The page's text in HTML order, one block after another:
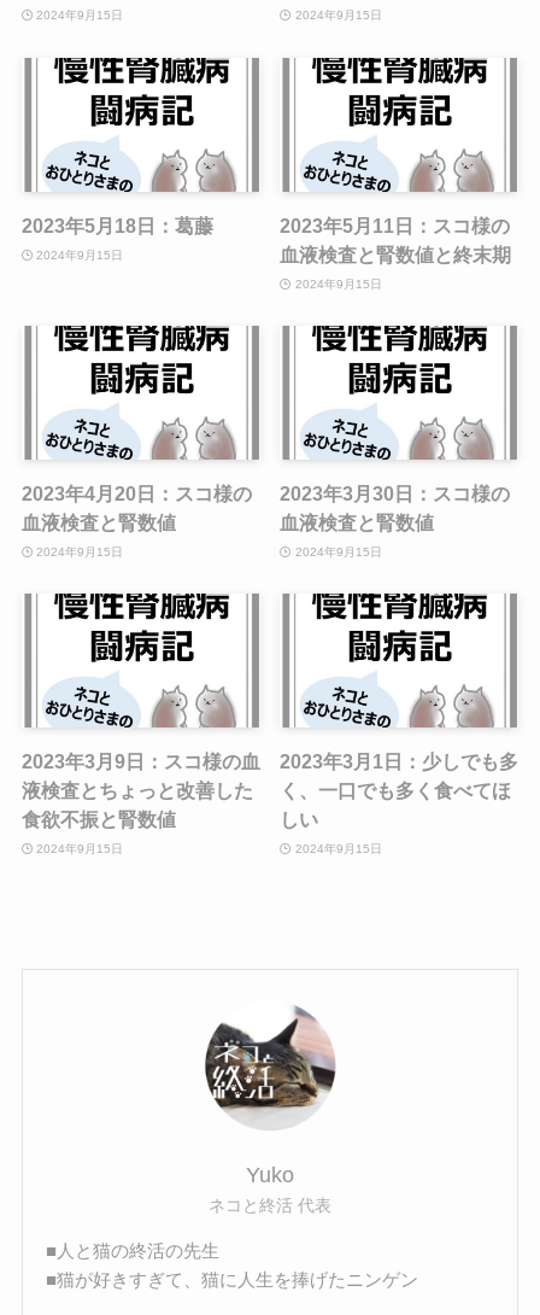
2024年9月15日 2024年9月15日
2023年5月18日：葛藤
2024年9月15日
2023年5月11日：スコ様の
血液検査と腎数値と終末期
2024年9月15日
2023年4月20日：スコ様の
血液検査と腎数値
2024年9月15日
2023年3月30日：スコ様の
血液検査と腎数値
2024年9月15日
2023年3月9日：スコ様の血
液検査とちょっと改善した
食欲不振と腎数値
2024年9月15日
2023年3月1日：少しでも多
く、一口でも多く食べてほ
しい
2024年9月15日
Yuko
ネコと終活 代表
■人と猫の終活の先生
■猫が好きすぎて、猫に人生を捧げたニンゲン